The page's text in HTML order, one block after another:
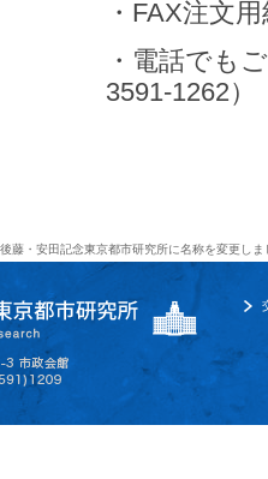
・FAX注文
・電話でも
3591-1262）
藤・安田記念東京都市研究所に名称を変更しま